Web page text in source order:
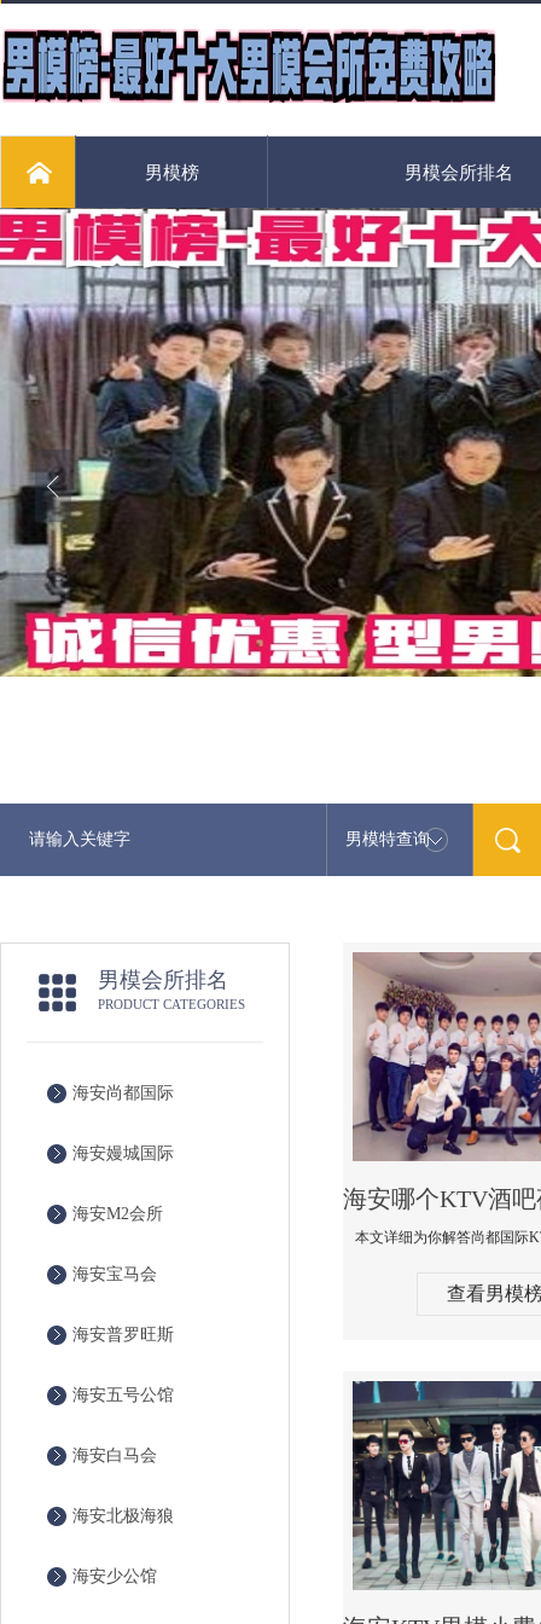
男模榜 男模会所排名
男模特查询
男模会所排名
PRODUCT CATEGORIES
海安尚都国际
海安嫚城国际
海安M2会所
海安宝马会
海安普罗旺斯
海安五号公馆
海安白马会
海安北极海狼
海安少公馆
查看男模